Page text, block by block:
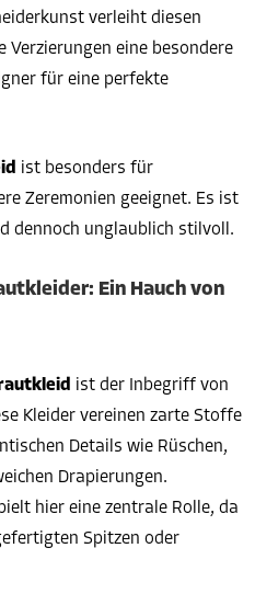
verleiht diesen
eine besondere
für eine perfekte
ist besonders für
Zeremonien geeignet. Es ist
dennoch unglaublich stilvoll.
Ein Hauch von
ist der Inbegriff von
Kleider vereinen zarte Stoffe
Details wie Rüschen,
Drapierungen.
hier eine zentrale Rolle, da
Spitzen oder